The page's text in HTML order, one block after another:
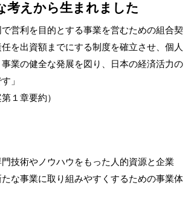
考えから生まれました
で営利を目的とする事業を営むための組合契
を出資額までにする制度を確立させ、個人
業の健全な発展を図り、日本の経済活力の
」
１章要約）
技術やノウハウをもった人的資源と企業
な事業に取り組みやすくするための事業体